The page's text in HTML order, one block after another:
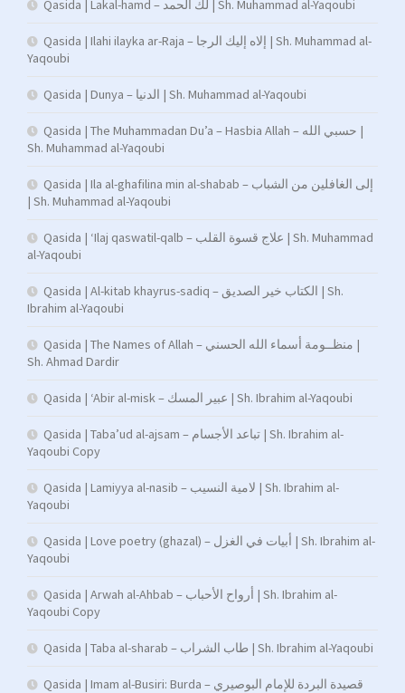
Qasida | Lakal-hamd – لك الحمد | Sh. Muhammad al-Yaqoubi
Qasida | Ilahi ilayka ar-Raja – إلاه إليك الرجا | Sh. Muhammad al-
Yaqoubi
Qasida | Dunya – الدنيا | Sh. Muhammad al-Yaqoubi
Qasida | The Muhammadan Du’a – Hasbia Allah – حسبي الله |
Sh. Muhammad al-Yaqoubi
Qasida | Ila al-ghafilina min al-shabab – إلى الغافلين من الشباب
| Sh. Muhammad al-Yaqoubi
Qasida | ‘Ilaj qaswatil-qalb – علاج قسوة القلب | Sh. Muhammad
al-Yaqoubi
Qasida | Al-kitab khayrus-sadiq – الكتاب خير الصديق | Sh.
Ibrahim al-Yaqoubi
Qasida | The Names of Allah – منظــومة أسماء الله الحسني |
Sh. Ahmad Dardir
Qasida | ‘Abir al-misk – عبير المسك | Sh. Ibrahim al-Yaqoubi
Qasida | Taba’ud al-ajsam – تباعد الأجسام | Sh. Ibrahim al-
Yaqoubi Copy
Qasida | Lamiyya al-nasib – لامية النسيب | Sh. Ibrahim al-
Yaqoubi
Qasida | Love poetry (ghazal) – أبيات في الغزل | Sh. Ibrahim al-
Yaqoubi
Qasida | Arwah al-Ahbab – أرواح الأحباب | Sh. Ibrahim al-
Yaqoubi Copy
Qasida | Taba al-sharab – طاب الشراب | Sh. Ibrahim al-Yaqoubi
Qasida | Imam al-Busiri: Burda – قصيدة البردة للإمام البوصيري